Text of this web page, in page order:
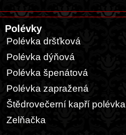
Polévky
Polévka dršťková
Polévka dýňová
Polévka špenátová
Polévka zapražená
Štědrovečerní kapří polévka
Zelňačka